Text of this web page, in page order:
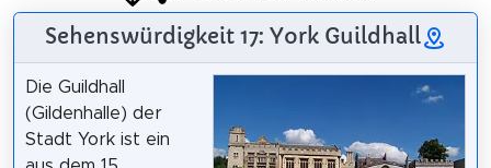
Sehenswürdigkeit 17: York Guildhall
Die Guildhall
(Gildenhalle) der
Stadt York ist ein